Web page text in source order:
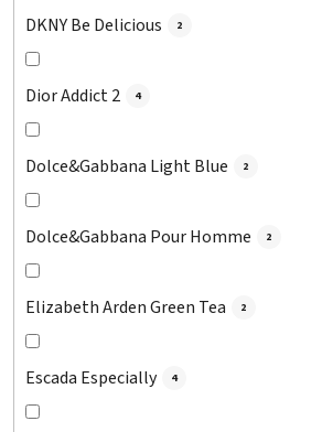
DKNY Be Delicious 2
Dior Addict 2 4
Dolce&Gabbana Light Blue 2
Dolce&Gabbana Pour Homme 2
Elizabeth Arden Green Tea 2
Escada Especially 4